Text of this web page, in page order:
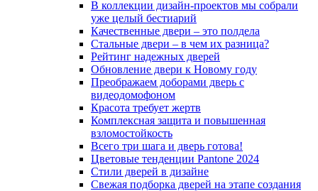
В коллекции дизайн-проектов мы собрали
уже целый бестиарий
Качественные двери – это полдела
Стальные двери – в чем их разница?
Рейтинг надежных дверей
Обновление двери к Новому году
Преображаем доборами дверь с
видеодомофоном
Красота требует жертв
Комплексная защита и повышенная
взломостойкость
Всего три шага и дверь готова!
Цветовые тенденции Pantone 2024
Стили дверей в дизайне
Свежая подборка дверей на этапе создания